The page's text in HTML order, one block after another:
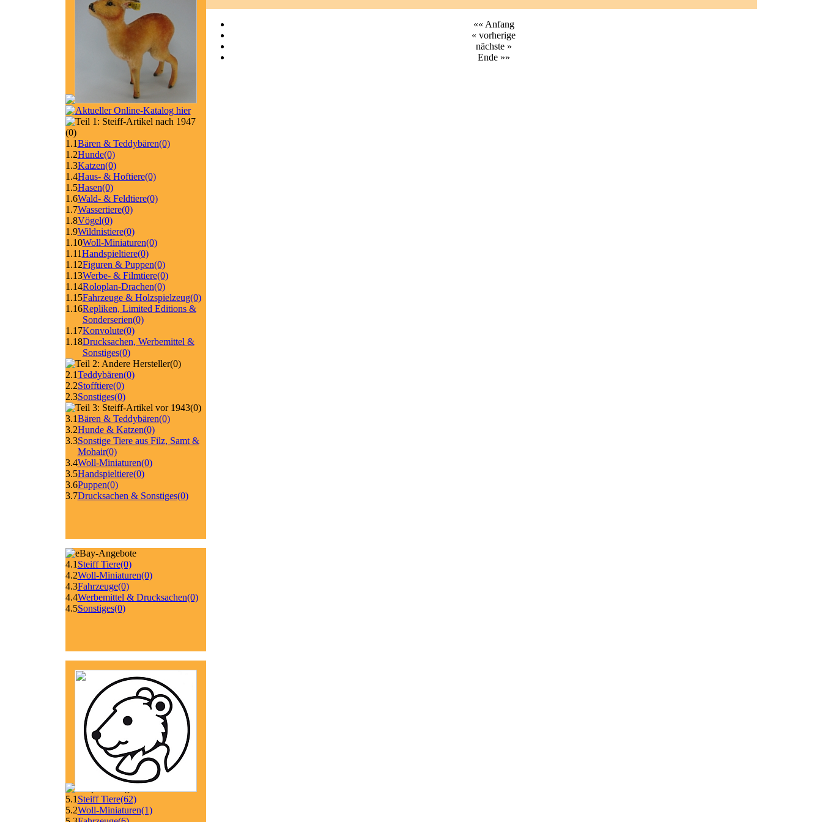
(0)
1.1Bären & Teddybären(0)
1.2Hunde(0)
1.3Katzen(0)
1.4Haus- & Hoftiere(0)
1.5Hasen(0)
1.6Wald- & Feldtiere(0)
1.7Wassertiere(0)
1.8Vögel(0)
1.9Wildnistiere(0)
1.10Woll-Miniaturen(0)
1.11Handspieltiere(0)
1.12Figuren & Puppen(0)
1.13Werbe- & Filmtiere(0)
1.14Roloplan-Drachen(0)
1.15Fahrzeuge & Holzspielzeug(0)
1.16Repliken, Limited Editions &
Sonderserien(0)
1.17Konvolute(0)
1.18Drucksachen, Werbemittel &
Sonstiges(0)
(0)
2.1Teddybären(0)
2.2Stofftiere(0)
2.3Sonstiges(0)
(0)
3.1Bären & Teddybären(0)
3.2Hunde & Katzen(0)
3.3Sonstige Tiere aus Filz, Samt &
Mohair(0)
3.4Woll-Miniaturen(0)
3.5Handspieltiere(0)
3.6Puppen(0)
3.7Drucksachen & Sonstiges(0)
4.1 Steiff Tiere(0)
4.2Woll-Miniaturen(0)
4.3Fahrzeuge(0)
4.4Werbemittel & Drucksachen(0)
4.5Sonstiges(0)
5.1 Steiff Tiere(62)
5.2Woll-Miniaturen(1)
«« Anfang
« vorherige
nächste »
Ende »»